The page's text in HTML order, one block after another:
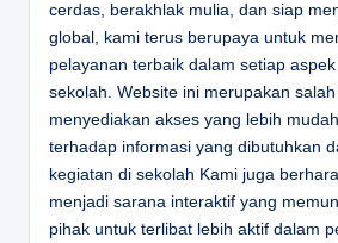
cerdas, berakhlak mulia, dan siap
global, kami terus berupaya untuk
pelayanan terbaik dalam setiap
sekolah. Website ini merupakan
menyediakan akses yang lebih
terhadap informasi yang dibutuhkan
kegiatan di sekolah Kami juga
menjadi sarana interaktif yang
pihak untuk terlibat lebih aktif dalam